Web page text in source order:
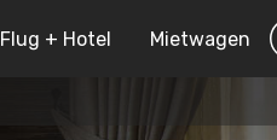
Flug + Hotel Mietwagen